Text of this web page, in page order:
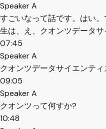
Speaker A
すごいなって話です。はい
生は、え、クオンツデータ
07:45
Speaker A
クオンツデータサイエンテ
09:05
Speaker A
クオンツって何すか?
10:48